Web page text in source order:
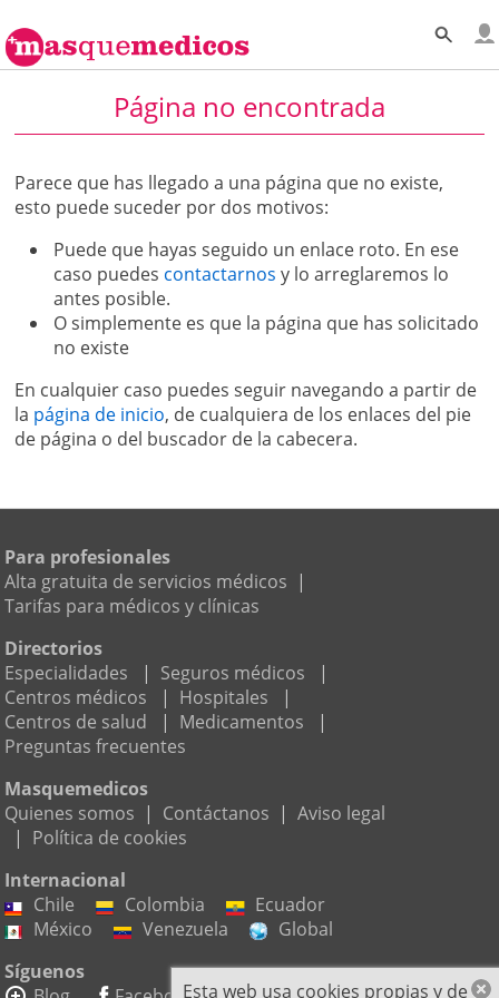
Página no encontrada
Parece que has llegado a una página que no existe,
esto puede suceder por dos motivos:
Puede que hayas seguido un enlace roto. En ese
caso puedes contactarnos y lo arreglaremos lo
antes posible.
O simplemente es que la página que has solicitado
no existe
En cualquier caso puedes seguir navegando a partir de
la página de inicio, de cualquiera de los enlaces del pie
de página o del buscador de la cabecera.
Para profesionales
Alta gratuita de servicios médicos |
Tarifas para médicos y clínicas
Directorios
Especialidades
| Seguros médicos
|
Centros médicos
| Hospitales
|
Centros de salud
| Medicamentos
|
Preguntas frecuentes
Masquemedicos
Quienes somos | Contáctanos | Aviso legal
| Política de cookies
Internacional
Chile
Colombia
Ecuador
México
Venezuela
Global
Síguenos
Esta web usa cookies propias y de